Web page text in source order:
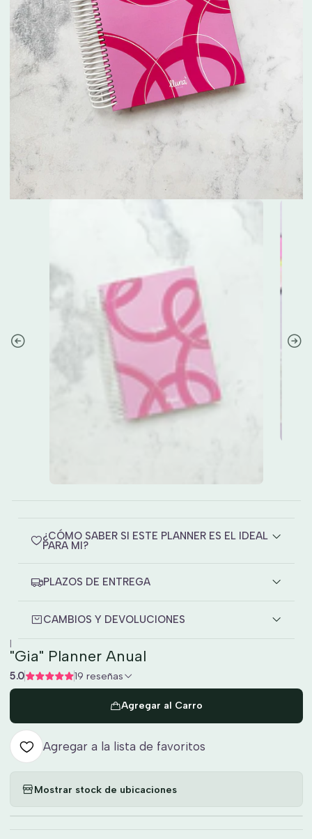
¿CÓMO SABER SI ESTE PLANNER ES EL IDEAL
PARA MI?
PLAZOS DE ENTREGA
CAMBIOS Y DEVOLUCIONES
|
"Gia" Planner Anual
5.0 19 reseñas
Agregar al Carro
Agregar a la lista de favoritos
Mostrar stock de ubicaciones